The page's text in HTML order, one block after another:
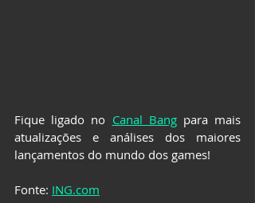
Fique ligado no Canal Bang para mais
atualizações e análises dos maiores
lançamentos do mundo dos games!
Fonte: ING.com